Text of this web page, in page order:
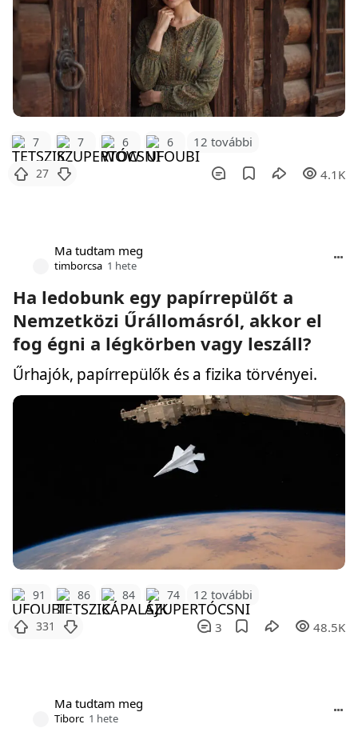
7 7 6 6 12 további
27 4.1K
Ma tudtam meg
timborcsa 1 hete
Ha ledobunk egy papírrepülőt a
Nemzetközi Űrállomásról, akkor el
fog égni a légkörben vagy leszáll?
Űrhajók, papírrepülők és a fizika törvényei.
91 86 84 74 12 további
331 3 48.5K
Ma tudtam meg
Tiborc 1 hete